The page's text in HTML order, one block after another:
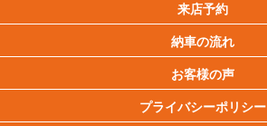
来店予約
納車の流れ
お客様の声
プライバシーポリシー